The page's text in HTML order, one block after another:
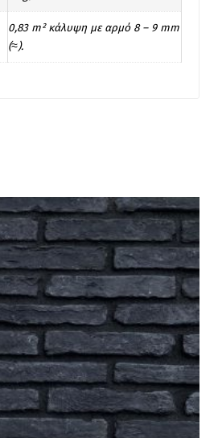
0,83 m² κάλυψη με αρμό 8 – 9 mm
(≈).